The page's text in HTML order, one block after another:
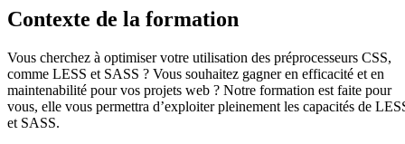
Contexte de la formation
Vous cherchez à optimiser votre utilisation des préprocesseurs CSS,
comme LESS et SASS ? Vous souhaitez gagner en efficacité et en
maintenabilité pour vos projets web ? Notre formation est faite pour
vous, elle vous permettra d’exploiter pleinement les capacités de
et SASS.